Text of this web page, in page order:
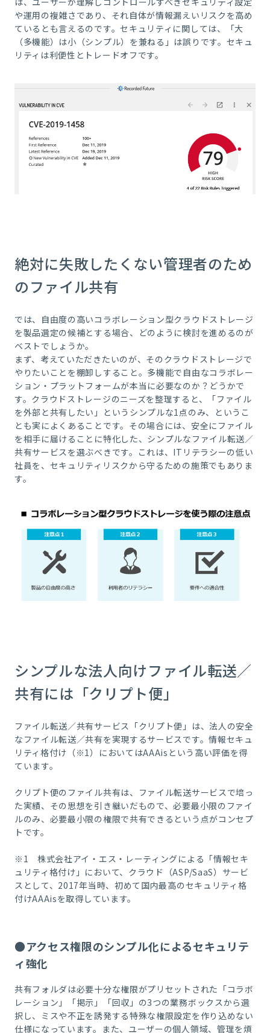
や運用の複雑さであり、それ自体が情報漏えいリスクを高め
ているとも言えるのです。セキュリティに関しては、「大
（多機能）は小（シンプル）を兼ねる」は誤りです。セキュ
リティは利便性とトレードオフです。
絶対に失敗したくない管理者のため
のファイル共有
では、自由度の高いコラボレーション型クラウドストレージ
を製品選定の候補とする場合、どのように検討を進めるのが
ベストでしょうか。
まず、考えていただきたいのが、そのクラウドストレージで
やりたいことを棚卸しすること。多機能で自由なコラボレー
ション・プラットフォームが本当に必要なのか？どうかで
す。クラウドストレージのニーズを整理すると、「ファイル
を外部と共有したい」というシンプルな1点のみ、というこ
とも実によくあることです。その場合には、安全にファイル
を相手に届けることに特化した、シンプルなファイル転送／
共有サービスを選ぶべきです。これは、ITリテラシーの低い
社員を、セキュリティリスクから守るための施策でもありま
す。
シンプルな法人向けファイル転送／
共有には「クリプト便」
ファイル転送／共有サービス「クリプト便」は、法人の安全
なファイル転送／共有を実現するサービスです。情報セキュ
リティ格付け（※1）においてはAAAisという高い評価を得
ています。
クリプト便のファイル共有は、ファイル転送サービスで培っ
た実績、その思想を引き継いだもので、必要最小限のファイ
ルのみ、必要最小限の権限で共有できるという点がコンセプ
トです。
※1 株式会社アイ・エス・レーティングによる「情報セキ
ュリティ格付け」において、クラウド（ASP/SaaS）サービ
スとして、2017年当時、初めて国内最高のセキュリティ格
付けAAAisを取得しています。
●アクセス権限のシンプル化によるセキュリテ
ィ強化
共有フォルダは必要十分な権限がプリセットされた「コラボ
レーション」「掲示」「回収」の3つの業務ボックスから選
択し、ミスや不正を誘発する特殊な権限設定を作り込めない
仕様になっています。また、ユーザーの個人領域、管理を煩